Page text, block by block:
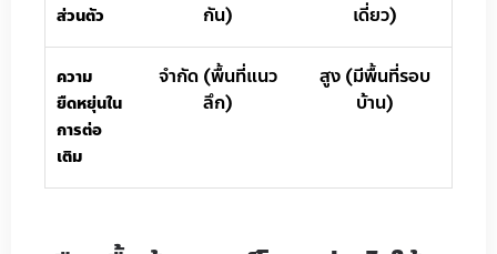
ส่วนตัว
กัน)
เดี่ยว)
ความ
ยืดหยุ่นใน
การต่อ
เติม
จำกัด (พื้นที่แนว
ลึก)
สูง (มีพื้นที่รอบ
บ้าน)